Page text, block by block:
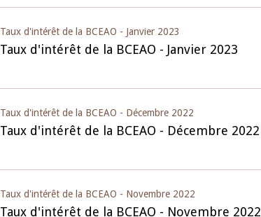
Taux d'intérêt de la BCEAO - Janvier 2023
Taux d'intérêt de la BCEAO - Janvier 2023
Taux d'intérêt de la BCEAO - Décembre 2022
Taux d'intérêt de la BCEAO - Décembre 2022
Taux d'intérêt de la BCEAO - Novembre 2022
Taux d'intérêt de la BCEAO - Novembre 2022